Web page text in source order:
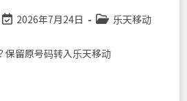
Post
modified:
2026年7月24日
Post乐天移动
保留原号码转入乐天移动